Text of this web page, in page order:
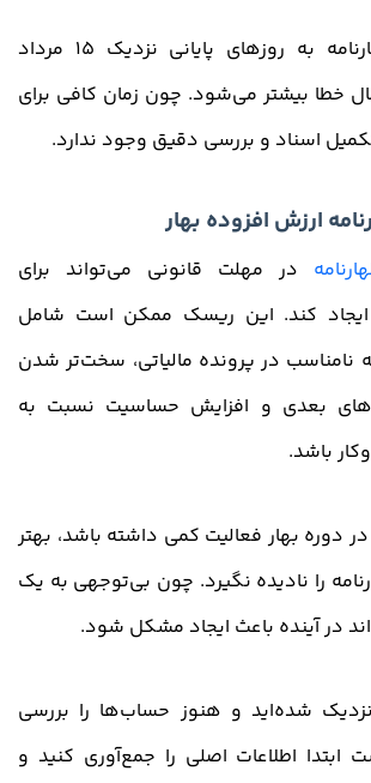
وقتی بررسی اظهارنامه به روزهای پایانی نزدیک 15 مرداد
خطا بیشتر می‌شود. چون زمان کافی برای
اسناد و بررسی دقیق وجود ندارد.
ارزش افزوده بهار
در مهلت قانونی می‌تواند برای
کند. این ریسک ممکن است شامل
نامناسب در پرونده مالیاتی، سخت‌تر شدن
بعدی و افزایش حساسیت نسبت به
باشد.
دوره بهار فعالیت کمی داشته باشد، بهتر
را نادیده نگیرد. چون بی‌توجهی به یک
در آینده باعث ایجاد مشکل شود.
مرداد نزدیک شده‌اید و هنوز حساب‌ها را بررسی
ابتدا اطلاعات اصلی را جمع‌آوری کنید و